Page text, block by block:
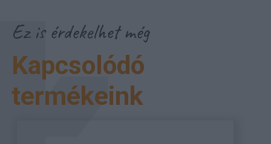
Ez is érdekelhet még
Kapcsolódó
termékeink